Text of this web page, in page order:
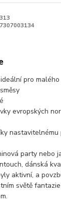
pro malého
evropských
party nebo
dánská
aktivní, a
světě